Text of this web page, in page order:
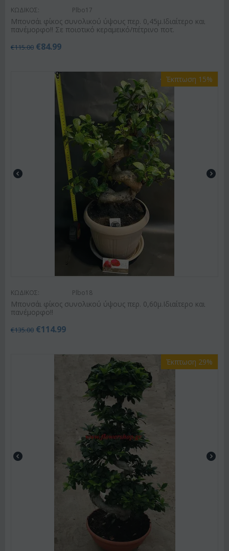
ΚΩΔΙΚΟΣ: Plbo17
Μπονσάι φίκος συνολικού ύψους περ. 0,45μ.Ιδιαίτερο και
πανέμορφο!! Σε ποιοτικό κεραμεικό/πέτρινο ποτ.
€115.00 €84.99
Έκπτωση 15%
ΚΩΔΙΚΟΣ: Plbo18
Μπονσάι φίκος συνολικού ύψους περ. 0,60μ.Ιδιαίτερο και
πανέμορφο!!
€135.00 €114.99
Έκπτωση 29%